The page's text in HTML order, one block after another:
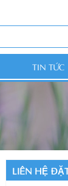
TIN TỨC
LIÊN HỆ